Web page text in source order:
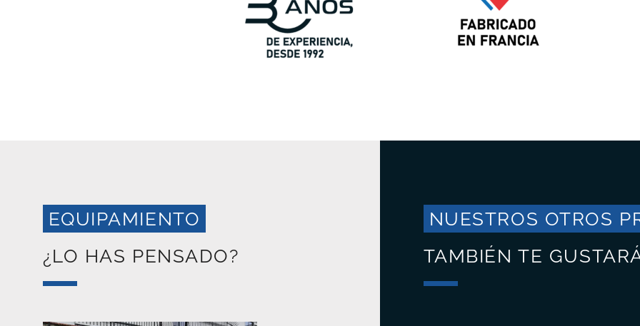
EQUIPAMIENTO
¿LO HAS PENSADO?
NUESTROS OTROS
TAMBIÉN TE